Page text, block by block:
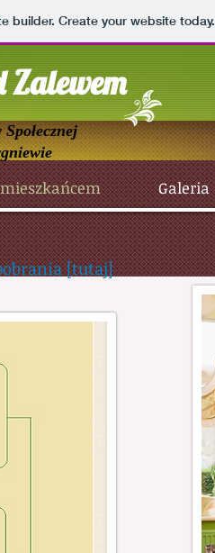
builder. Create your website today.
Zalewem
Społecznej
Galeria
pobrania[tutaj]